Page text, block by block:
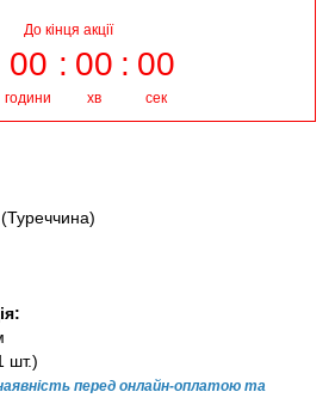
До кінця акції
00
години
00
хв
00
сек
шт.)
перед онлайн-оплатою та